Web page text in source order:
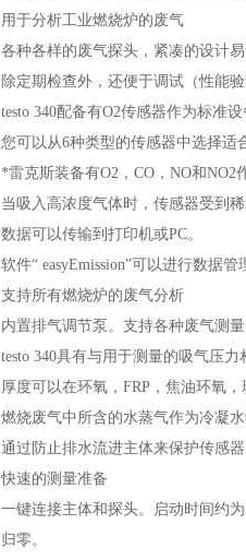
用于分析工业燃烧炉的废气
各种各样的废气探头，紧凑的设计
除定期检查外，还便于调试（性能
testo 340配备有O2传感器作为标准
您可以从6种类型的传感器中选择适
*雷克斯装备有O2，CO，NO和NO2
当吸入高浓度气体时，传感器受到
数据可以传输到打印机或PC。
软件“ easyEmission”可以进行数据管
支持所有燃烧炉的废气分析
内置排气调节泵。支持各种废气测
testo 340具有与用于测量的吸气压
厚度可以在环氧，FRP，焦油环氧
燃烧废气中所含的水蒸气作为冷凝
通过防止排水流进主体来保护传感
快速的测量准备
一键连接主体和探头。启动时间约
归零。